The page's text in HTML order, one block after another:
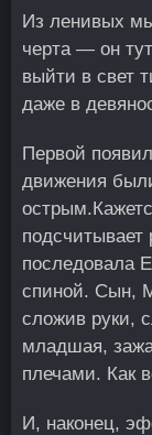
Из ленивых
черта — он
выйти в свет
даже в
Первой
движения
подсчитывает
последовала
спиной. Сын,
сложив руки,
младшая,
плечами. Как
И, наконец,